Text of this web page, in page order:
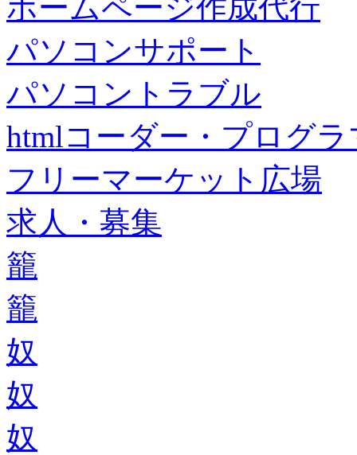
ホームページ作成代行
パソコンサポート
パソコントラブル
htmlコーダー・プログラ
フリーマーケット広場
求人・募集
籠
籠
奴
奴
奴